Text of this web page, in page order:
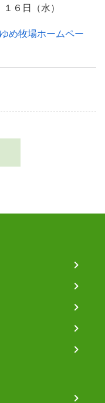
６日（水）
め牧場ホームペー